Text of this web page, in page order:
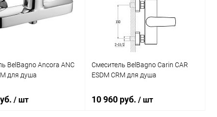
Под заказ В избранное
BelBagno Ancora ANC
для душа
/ шт
Смеситель BelBagno Carin CAR
ESDM CRM для душа
10 960 руб./ шт